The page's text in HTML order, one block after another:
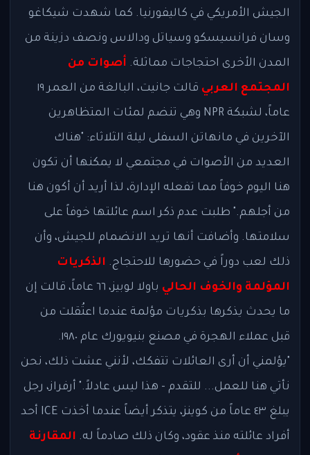
الجيش الأمريكي في كاليفورنيا. كما شهدت شيكاغو
وسان فرانسيسكو وسياتل ودالاس ونصف دزينة من
المدن الأخرى احتجاجات مماثلة. أصوات من
المجتمع العربي
قالت جانيت، البالغة من العمر ١٩
عاماً، لشبكة NPR وهي تنضم لمئات المتظاهرين
الآخرين في مانهاتن السفلى ليلة الثلاثاء: "هناك
العديد من الأصوات في مجتمعي لا يمكنها أن تكون
هنا اليوم خوفاً مما تفعله الإدارة، لذا أريد أن أكون هنا
من أجلهم." طلبت عدم ذكر اسم عائلتها خوفاً على
سلامتها. وأضافت أنها تريد الانضمام للجيش، وأن
ذلك لعب دوراً في حضورها للاحتجاج. الذكريات
المؤلمة والخوف الحالي
باولا لوبيز، ٦٦ عاماً، قالت إن
ما يحدث يذكرها بذكريات مؤلمة عندما اعتُقلت من
قبل عملاء الهجرة في مصنع بنيويورك عام ١٩٨٠.
"يؤلمني أن أرى العائلات تتفكك، لأنني عشت ذلك، نحن
نأتي هنا للعمل... للتقدم - هذا ليس عادلاً." أرفراز، رجل
يبلغ ٤٣ عاماً من كوينز، يتذكر أيضاً عندما أخذت ICE أحد
أفراد عائلته منذ عقود، وكان ذلك صادماً له. المقارنة